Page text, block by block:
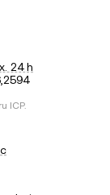
24 h
ICP.